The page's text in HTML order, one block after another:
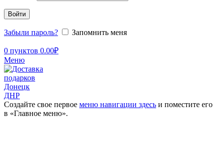
Войти
Забыли пароль? Запомнить меня
0 пунктов 0.00₽
Меню
Создайте свое первое меню навигации здесь и поместите его
в «Главное меню».